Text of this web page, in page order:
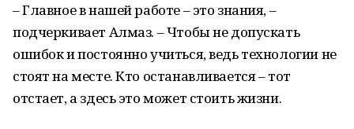
– Главное в нашей работе – это знания, –
подчеркивает Алмаз. – Чтобы не допускать
ошибок и постоянно учиться, ведь технологии не
стоят на месте. Кто останавливается – тот
отстает, а здесь это может стоить жизни.